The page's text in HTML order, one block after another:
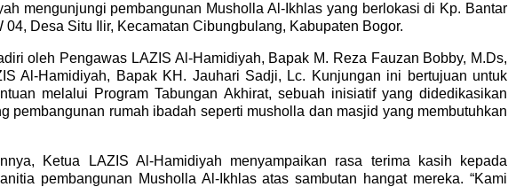
mengunjungi pembangunan Musholla Al-Ikhlas yang berlokasi di Kp. Bantar
04, Desa Situ Ilir, Kecamatan Cibungbulang, Kabupaten Bogor.
oleh Pengawas LAZIS Al-Hamidiyah, Bapak M. Reza Fauzan Bobby, M.Ds,
Al-Hamidiyah, Bapak KH. Jauhari Sadji, Lc. Kunjungan ini bertujuan untuk
melalui Program Tabungan Akhirat, sebuah inisiatif yang didedikasikan
pembangunan rumah ibadah seperti musholla dan masjid yang membutuhkan
Ketua LAZIS Al-Hamidiyah menyampaikan rasa terima kasih kepada
pembangunan Musholla Al-Ikhlas atas sambutan hangat mereka. “Kami